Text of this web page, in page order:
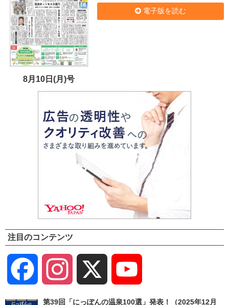
8月10日(月)号
電子版を読む
注目のコンテンツ
Facebook Instagram
Channel
第39回「にっぽんの温泉100選」発表！（2025年12月